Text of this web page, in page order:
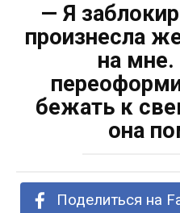
— Я
произнесла
на
бежать к
она
Поделиться на